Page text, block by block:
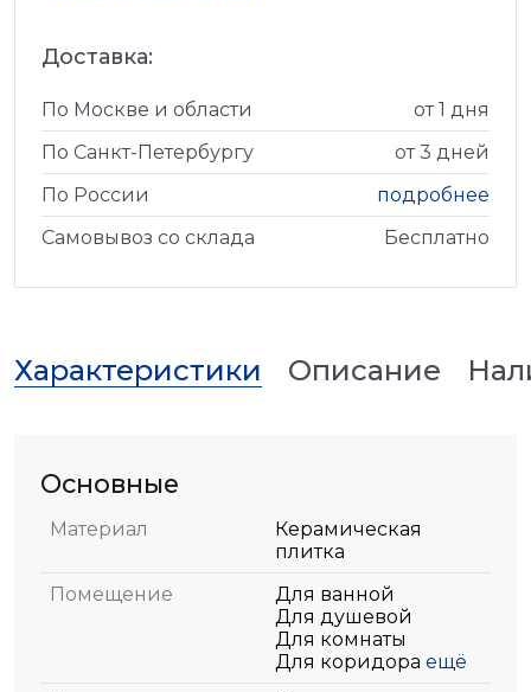
Доставка:
По Москве и области
от 1 дня
По Санкт-Петербургу
от 3 дней
По России
подробнее
Самовывоз со склада
Бесплатно
Характеристики Описание
Основные
Материал
Керамическая
плитка
Помещение
Для ванной
Для душевой
Для комнаты
Для коридора ещё